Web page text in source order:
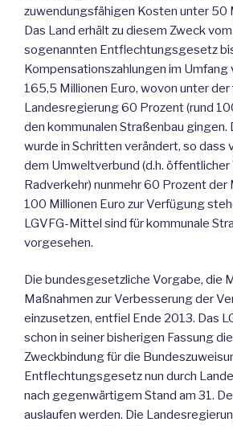
zuwendungsfähigen Kosten unter 50
Das Land erhält zu diesem Zweck
sogenannten Entflechtungsgesetz
Kompensationszahlungen im Umfang
165,5 Millionen Euro, wovon unter der
Landesregierung 60 Prozent (rund
den kommunalen Straßenbau gingen.
wurde in Schritten verändert, so dass
dem Umweltverbund (d.h. öffentlicher
Radverkehr) nunmehr 60 Prozent
100 Millionen Euro zur Verfügung
LGVFG-Mittel sind für kommunale
vorgesehen.
Die bundesgesetzliche Vorgabe, die
Maßnahmen zur Verbesserung der
einzusetzen, entfiel Ende 2013. Das
schon in seiner bisherigen Fassung
Zweckbindung für die
Entflechtungsgesetz nun durch
nach gegenwärtigem Stand am 31.
auslaufen werden. Die